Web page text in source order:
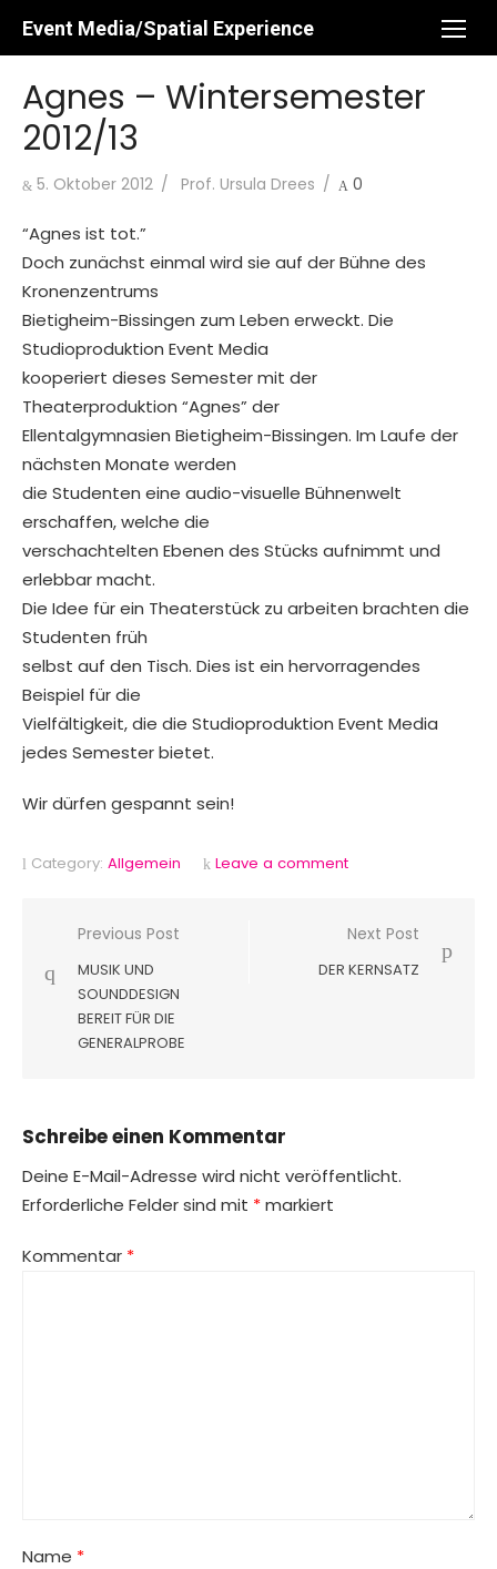
Event Media/Spatial Experience
Agnes – Wintersemester
2012/13
Posted
5. Oktober 2012 Author
Prof. Ursula Drees 0
“Agnes ist tot.”
Doch zunächst einmal wird sie auf der Bühne des
Kronenzentrums
Bietigheim-Bissingen zum Leben erweckt. Die
Studioproduktion Event Media
kooperiert dieses Semester mit der
Theaterproduktion “Agnes” der
Ellentalgymnasien Bietigheim-Bissingen. Im Laufe der
nächsten Monate werden
die Studenten eine audio-visuelle Bühnenwelt
erschaffen, welche die
verschachtelten Ebenen des Stücks aufnimmt und
erlebbar macht.
Die Idee für ein Theaterstück zu arbeiten brachten die
Studenten früh
selbst auf den Tisch. Dies ist ein hervorragendes
Beispiel für die
Vielfältigkeit, die die Studioproduktion Event Media
jedes Semester bietet.
Wir dürfen gespannt sein!
Category: Allgemein Leave a comment
Beitragsnavigation
Previous Post
MUSIK UND
SOUNDDESIGN
BEREIT FÜR DIE
GENERALPROBE
Next Post
DER KERNSATZ
Schreibe einen Kommentar
Deine E-Mail-Adresse wird nicht veröffentlicht.
Erforderliche Felder sind mit *markiert
Kommentar *
Name *